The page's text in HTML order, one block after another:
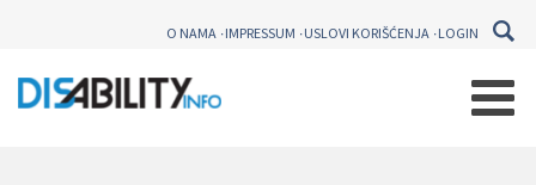
O NAMA IMPRESSUM USLOVI KORIŠĆENJA LOGIN